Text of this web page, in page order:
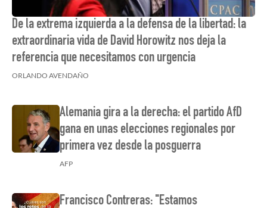
De la extrema izquierda a la defensa de la libertad: la
extraordinaria vida de David Horowitz nos deja la
referencia que necesitamos con urgencia
ORLANDO AVENDAÑO
Alemania gira a la derecha: el partido AfD
gana en unas elecciones regionales por
primera vez desde la posguerra
AFP
Francisco Contreras: "Estamos